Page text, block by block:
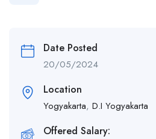
Date Posted
20/05/2024
Location
Yogyakarta, D.I Yogyakarta
Offered Salary: